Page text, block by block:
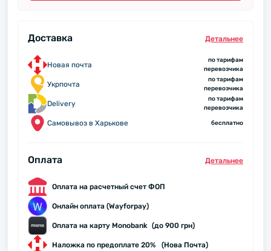
Доставка Детальнее
Новая почта
по тарифам
перевозчика
Укрпочта
по тарифам
перевозчика
Delivery
по тарифам
перевозчика
Самовывоз в Харькове бесплатно
Оплата Детальнее
Оплата на расчетный счет ФОП
Онлайн оплата (Wayforpay)
Оплата на карту Monobank (до 900 грн)
Наложка по предоплате 20% (Нова Почта)